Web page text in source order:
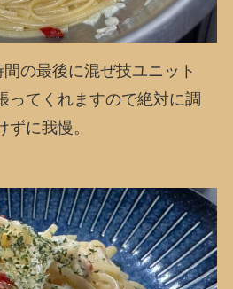
の最後に混ぜ技ユニット
ってくれますので絶対に調
に我慢。